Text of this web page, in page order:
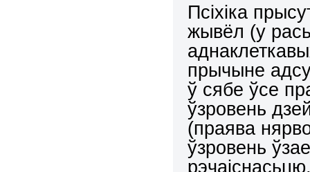
Псіхіка
жывёл (у
прычыне
ў сябе ўсе
ўзровень
(праява
ўзровень